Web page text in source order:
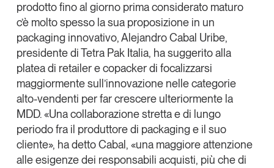
Un anno di
Tendenze2026
Leggi il magazine
prodotto fino al giorno prima considerato maturo
c’è molto spesso la sua proposizione in un
packaging innovativo,Alejandro Cabal Uribe,
presidente diTetra PakItalia, ha suggerito alla
platea di retailer e copacker di focalizzarsi
maggiormente sull’innovazione nelle categorie
alto-vendenti per far crescere ulteriormente la
MDD. «Una collaborazione stretta e di lungo
periodo fra il produttore di packaging e il suo
cliente», ha detto Cabal, «una maggiore attenzione
alle esigenze dei responsabili acquisti, più che di